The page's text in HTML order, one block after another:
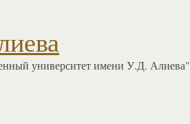
университет имени У.Д. Алиева"